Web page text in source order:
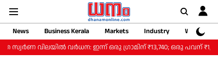
News Business Kerala Markets Industry
Web
വിലയിൽ വർധന: ഇന്ന് ഒരു ​ഗ്രാമിന് ₹13,740; ഒരു പവന്